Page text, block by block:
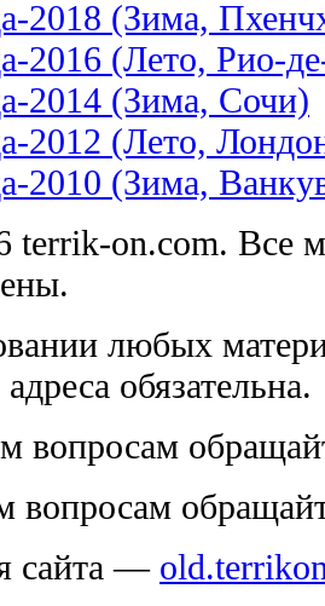
2018 (Зима,
2016 (Лето, Рио-
2014 (Зима, Сочи)
2012 (Лето,
2010 (Зима,
on.com. Все
любых
обязательна.
вопросам
вопросам
сайта —